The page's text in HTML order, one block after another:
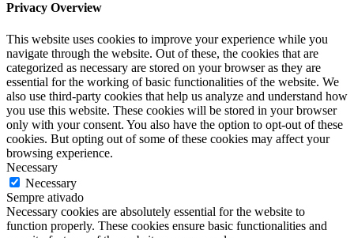
Privacy Overview
This website uses cookies to improve your experience while you
navigate through the website. Out of these, the cookies that are
categorized as necessary are stored on your browser as they are
essential for the working of basic functionalities of the website. We
also use third-party cookies that help us analyze and understand how
you use this website. These cookies will be stored in your browser
only with your consent. You also have the option to opt-out of these
cookies. But opting out of some of these cookies may affect your
browsing experience.
Necessary
Necessary
Sempre ativado
Necessary cookies are absolutely essential for the website to
function properly. These cookies ensure basic functionalities and